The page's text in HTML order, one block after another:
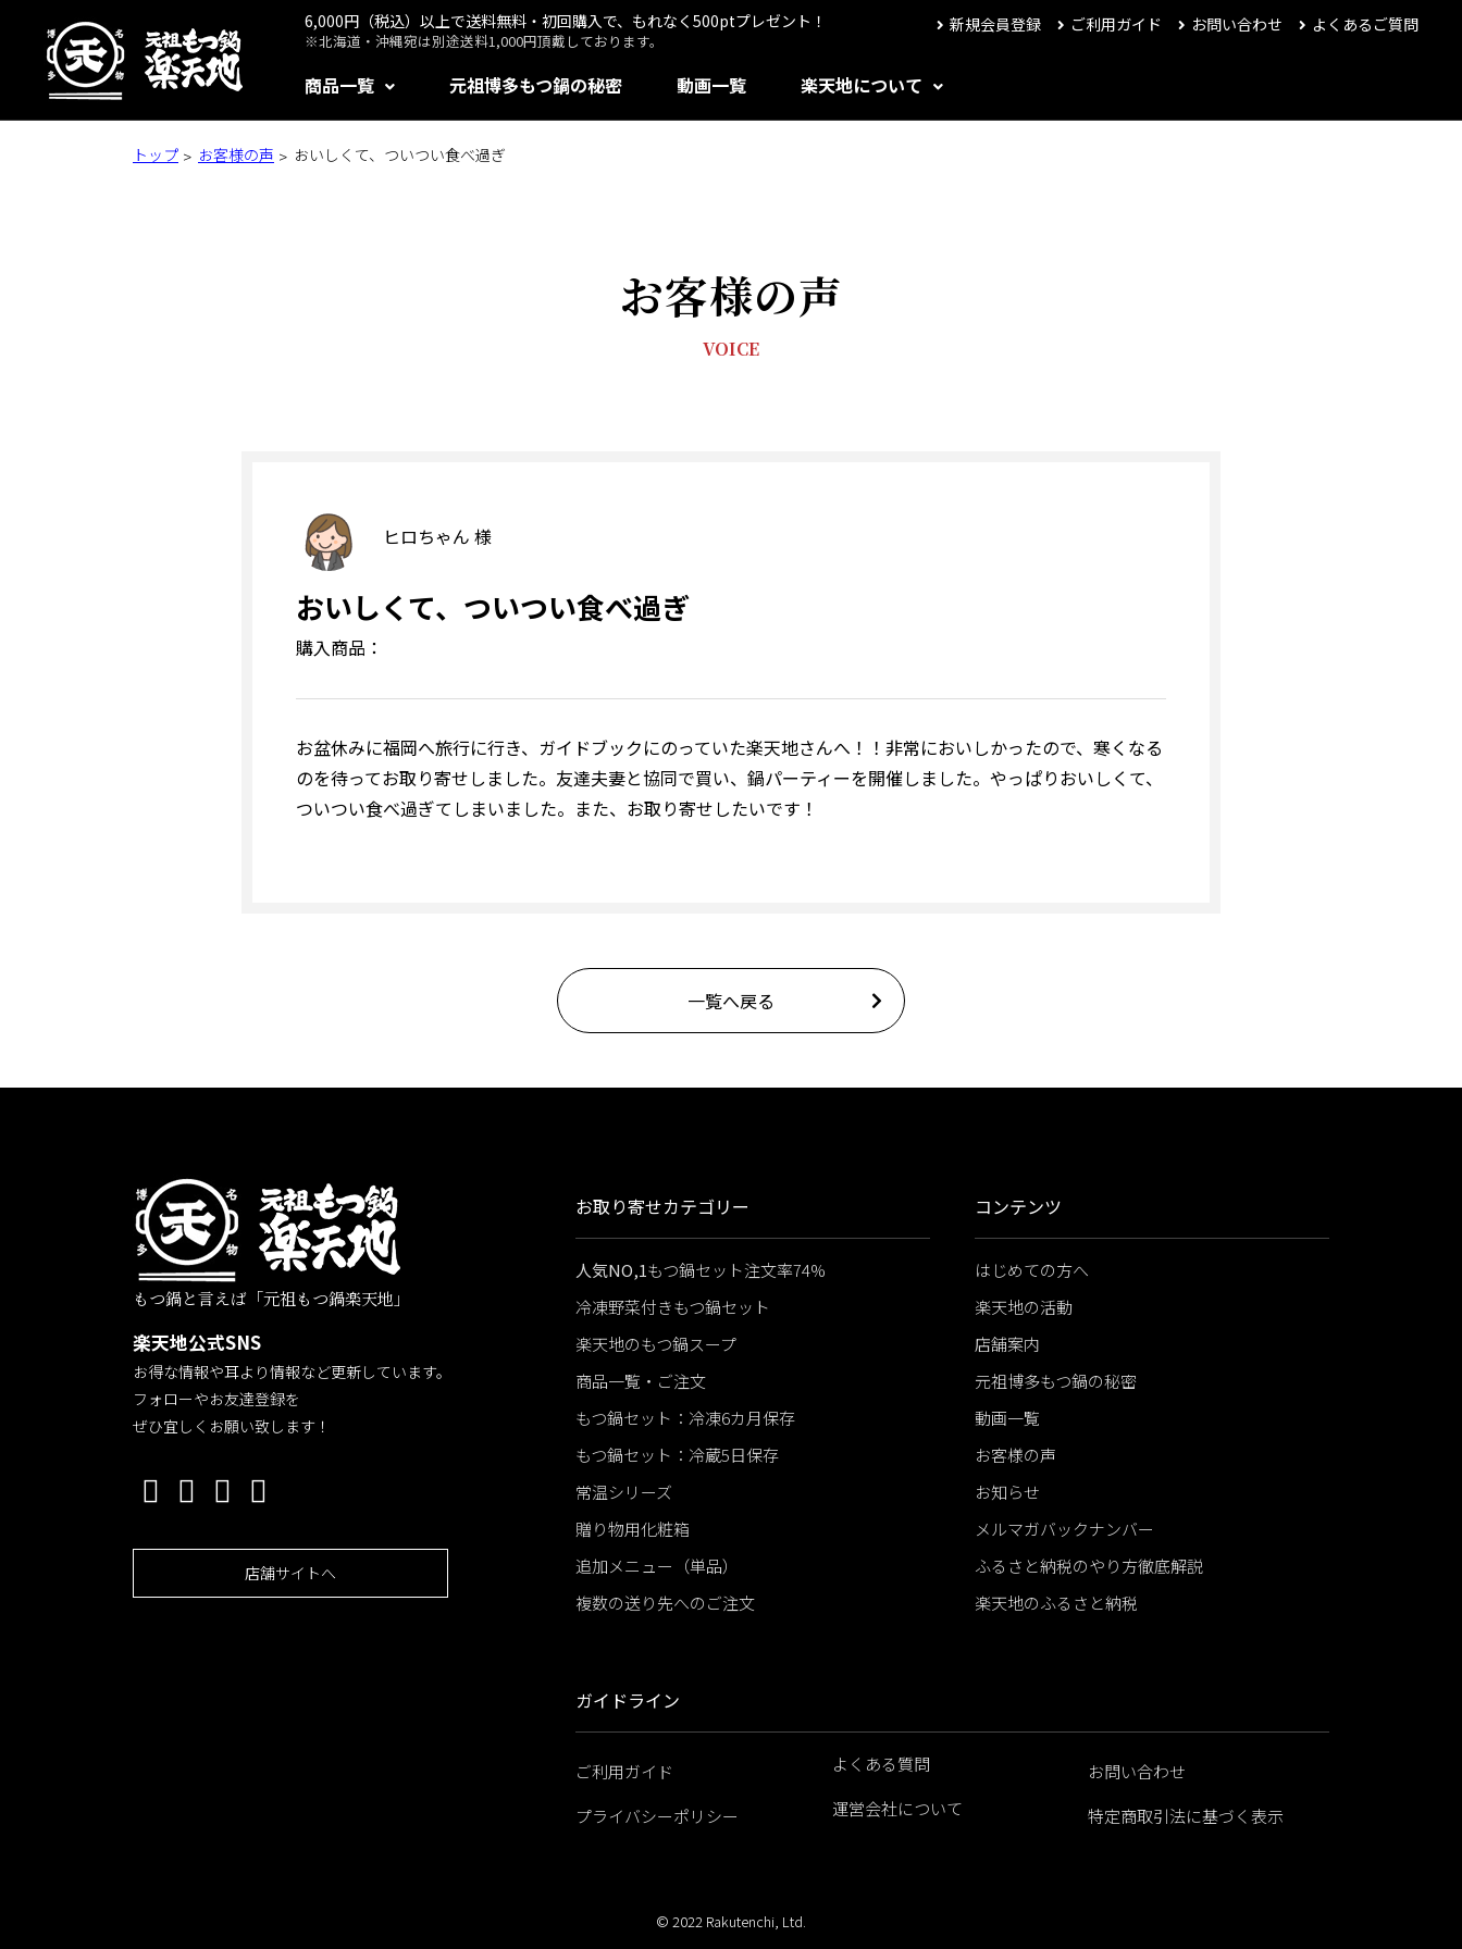
6,000円（税込）以上で送料無料・初回購入で、もれなく500ptプレゼント！
※北海道・沖縄宛は別途送料1,000円頂戴しております。
新規会員登録 ご利用ガイド お問い合わせ よくあるご質問
商品一覧 元祖博多もつ鍋の秘密 動画一覧 楽天地について
トップ お客様の声 おいしくて、ついつい食べ過ぎ
お客様の声
VOICE
ヒロちゃん 様
おいしくて、ついつい食べ過ぎ
購入商品：
お盆休みに福岡へ旅行に行き、ガイドブックにのっていた楽天地さんへ！！非常においしかったので、寒くなる
のを待ってお取り寄せしました。友達夫妻と協同で買い、鍋パーティーを開催しました。やっぱりおいしくて、
ついつい食べ過ぎてしまいました。また、お取り寄せしたいです！
一覧へ戻る
もつ鍋と言えば「元祖もつ鍋楽天地」
楽天地公式SNS
お得な情報や耳より情報など更新しています。
フォローやお友達登録を
ぜひ宜しくお願い致します！
店舗サイトへ
お取り寄せカテゴリー
人気NO,1もつ鍋セット注文率74%
冷凍野菜付きもつ鍋セット
楽天地のもつ鍋スープ
商品一覧・ご注文
もつ鍋セット：冷凍6カ月保存
もつ鍋セット：冷蔵5日保存
常温シリーズ
贈り物用化粧箱
追加メニュー（単品）
複数の送り先へのご注文
コンテンツ
はじめての方へ
楽天地の活動
店舗案内
元祖博多もつ鍋の秘密
動画一覧
お客様の声
お知らせ
メルマガバックナンバー
ふるさと納税のやり方徹底解説
楽天地のふるさと納税
ガイドライン
ご利用ガイド よくある質問
お問い合わせ
プライバシーポリシー
運営会社について 特定商取引法に基づく表示
© 2022 Rakutenchi, Ltd.